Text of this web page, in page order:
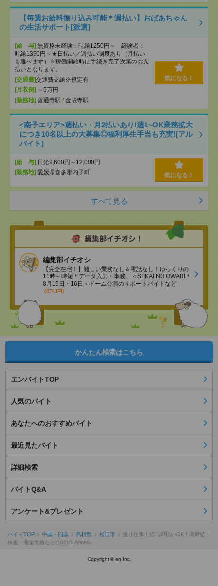
【毎週お給料振り込み可能＊週払い】おばあちゃん
の生活サポート[派遣]
[給 与] 無資格未経験：時給1250円～ 経験者：
時給1350円～★日払い／週払い制度あり（月払い
も選べます）※稼働開始時は手続き完了次第のお支
払いとなります。
[交通費]交通費支給※規定有
[月収例] ～5万円
[勤務地] 善通寺駅 / 金蔵寺駅
気になる！
<南予エリア>週払い・月2払いあり!週1~OK業務拡大
につき10名以上の大募集◎福利厚生手当も充実![アル
バイト]
[給 与] 日給9,600円～12,000円
[勤務地] 愛媛県喜多郡内子町 気になる！
すべて見る
編集部イチオシ
【完全在宅！】難しい業務なし＆電話なし！ゆっくりの
11時～時短＊データ入力・事務、＜SEKAI NO OWARI＊
8月15日・16日＞ドーム公演のサポートバイトなど
(8/7UP!)
かんたん検索はこちら
エンバイトTOP
人気のバイト
あなたへのおすすめバイト
最近見たバイト
詳細検索
バイトQ&A
アンケート&プレゼント
バイトTOP 中国・四国 島根県 松江市
座り仕事！給与即払いOK！高時給！
検査・測定業務など(10210_89686）
Copyright © en Inc.